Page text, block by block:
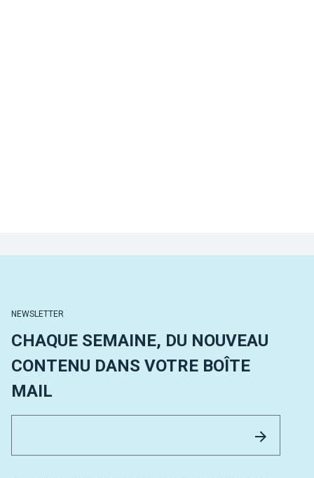
NEWSLETTER
CHAQUE SEMAINE, DU NOUVEAU
CONTENU DANS VOTRE BOÎTE
MAIL